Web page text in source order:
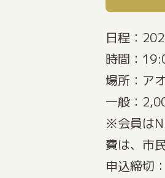
日程：
時間：
場所：ア
一般：
※会員は
費は、市
申込締切